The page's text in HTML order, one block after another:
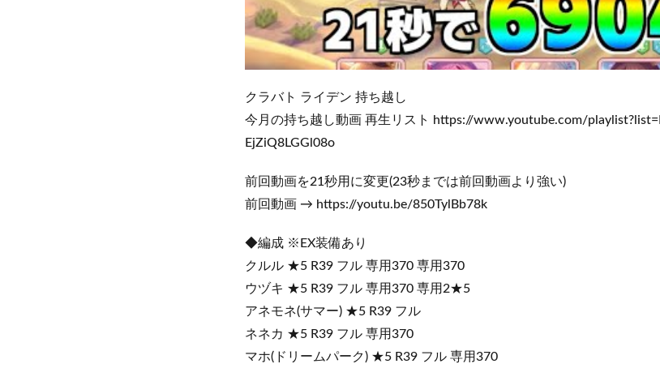
クラバト ライデン 持ち越し
今月の持ち越し動画 再生リスト https://www.youtube.com/
EjZiQ8LGGl08o
前回動画を21秒用に変更(23秒までは前回動画より強い)
前回動画 → https://youtu.be/850TylBb78k
◆編成 ※EX装備あり
クルル ★5 R39 フル 専用370 専用370
ウヅキ ★5 R39 フル 専用370 専用2★5
アネモネ(サマー) ★5 R39 フル
ネネカ ★5 R39 フル 専用370
マホ(ドリームパーク) ★5 R39 フル 専用370